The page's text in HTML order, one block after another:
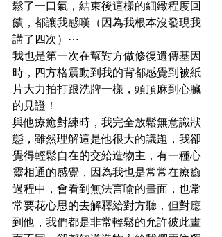
鬆了一口氣，結束後這樣的細緻程度回
饋，都讓我感嘆（因為我根本沒發現我
講了四次）⋯
我也是第一次在幫對方做修復遺傳基因
時，四方格震動到我的背都感覺到被紙
片大力拍打跟洗牌一樣，頭頂麻到心臟
的見證！
與他療癒對練時，我完全放鬆無意識狀
態，雖然理解這是他很大的議題，我卻
覺得輕鬆自在的交給造物主，有一種心
靈相通的感覺，因為我也是常常在療癒
過程中，會看到無法言喻的畫面，也常
常要花心思的去解釋給對方聽，但對應
到他，我們都是非常輕鬆的允許彼此畫